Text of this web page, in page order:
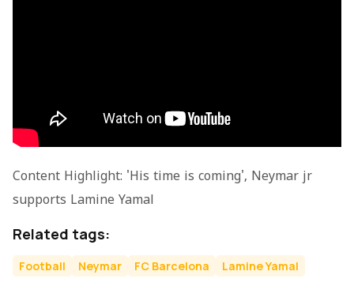
Content Highlight: 'His time is coming', Neymar jr
supports Lamine Yamal
Related tags:
Football Neymar FC Barcelona Lamine Yamal